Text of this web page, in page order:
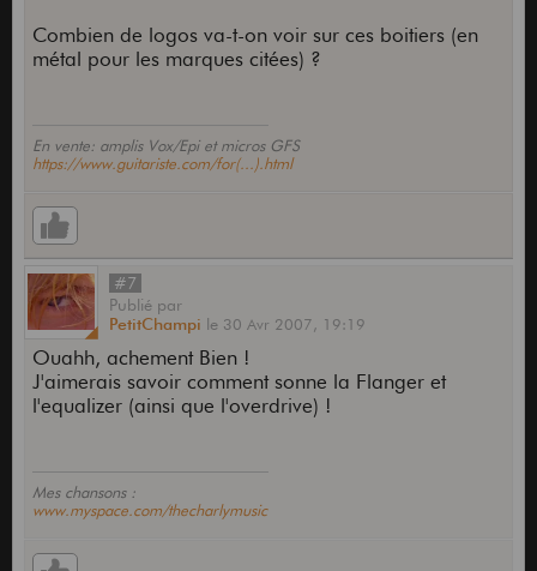
Combien de logos va-t-on voir sur ces boitiers (en
métal pour les marques citées) ?
En vente: amplis Vox/Epi et micros GFS
https://www.guitariste.com/for(...).html
#7
Publié par
PetitChampi le 30 Avr 2007, 19:19
Ouahh, achement Bien !
J'aimerais savoir comment sonne la Flanger et
l'equalizer (ainsi que l'overdrive) !
Mes chansons :
www.myspace.com/thecharlymusic